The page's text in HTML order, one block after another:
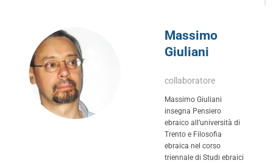
Massimo
Giuliani
collaboratore
Massimo Giuliani
insegna Pensiero
ebraico all’università di
Trento e Filosofia
ebraica nel corso
triennale di Studi ebraici